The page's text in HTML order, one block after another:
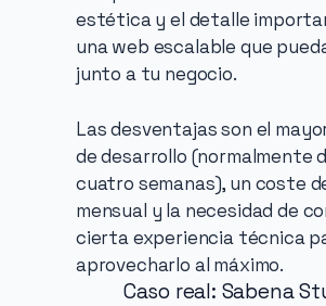
estética y el detalle
una web escalable que
junto a tu negocio.
Las desventajas son el
de desarrollo (normalmente
cuatro semanas), un coste
mensual y la necesidad de
cierta experiencia técnica
aprovecharlo al máximo.
Caso real: Sabena